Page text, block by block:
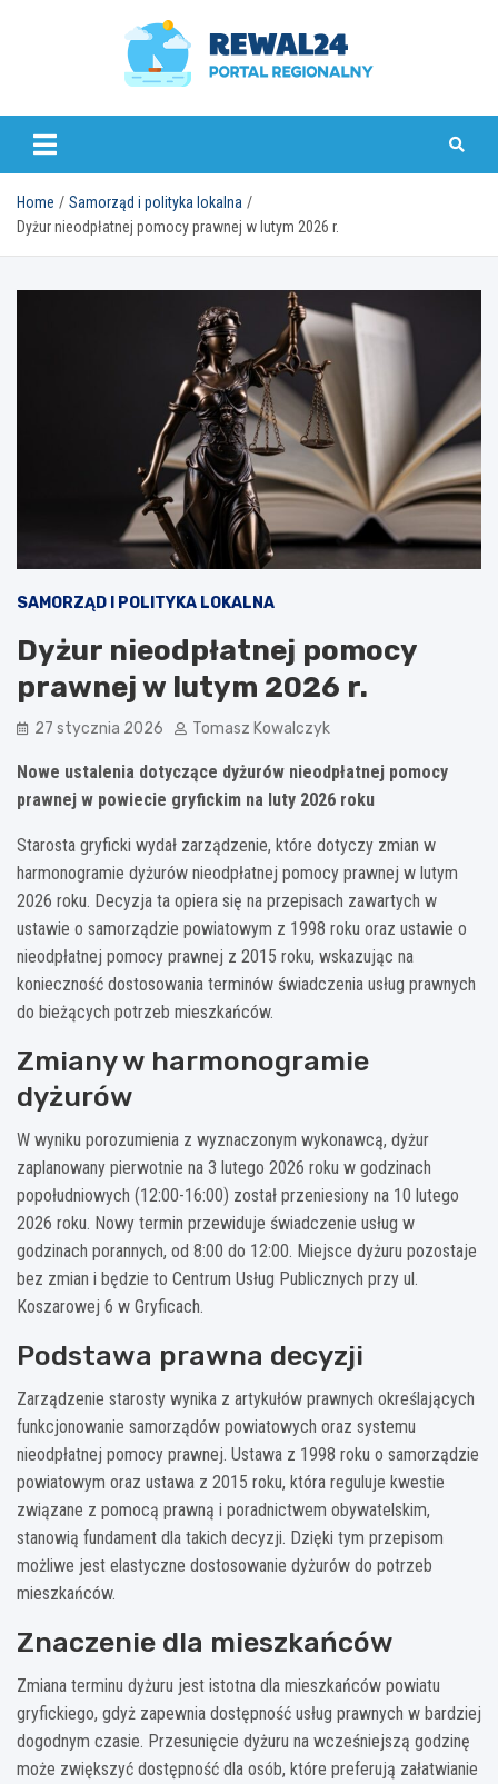
rewal24.pl
Home
Samorząd i polityka lokalna
Dyżur nieodpłatnej pomocy prawnej w lutym 2026 r.
SAMORZĄD I POLITYKA LOKALNA
Dyżur nieodpłatnej pomocy
prawnej w lutym 2026 r.
27 stycznia 2026 Tomasz Kowalczyk
Nowe ustalenia dotyczące dyżurów nieodpłatnej pomocy
prawnej w powiecie gryfickim na luty 2026 roku
Starosta gryficki wydał zarządzenie, które dotyczy zmian w
harmonogramie dyżurów nieodpłatnej pomocy prawnej w lutym
2026 roku. Decyzja ta opiera się na przepisach zawartych w
ustawie o samorządzie powiatowym z 1998 roku oraz ustawie o
nieodpłatnej pomocy prawnej z 2015 roku, wskazując na
konieczność dostosowania terminów świadczenia usług prawnych
do bieżących potrzeb mieszkańców.
Zmiany w harmonogramie
dyżurów
W wyniku porozumienia z wyznaczonym wykonawcą, dyżur
zaplanowany pierwotnie na 3 lutego 2026 roku w godzinach
popołudniowych (12:00-16:00) został przeniesiony na 10 lutego
2026 roku. Nowy termin przewiduje świadczenie usług w
godzinach porannych, od 8:00 do 12:00. Miejsce dyżuru pozostaje
bez zmian i będzie to Centrum Usług Publicznych przy ul.
Koszarowej 6 w Gryficach.
Podstawa prawna decyzji
Zarządzenie starosty wynika z artykułów prawnych określających
funkcjonowanie samorządów powiatowych oraz systemu
nieodpłatnej pomocy prawnej. Ustawa z 1998 roku o samorządzie
powiatowym oraz ustawa z 2015 roku, która reguluje kwestie
związane z pomocą prawną i poradnictwem obywatelskim,
stanowią fundament dla takich decyzji. Dzięki tym przepisom
możliwe jest elastyczne dostosowanie dyżurów do potrzeb
mieszkańców.
Znaczenie dla mieszkańców
Zmiana terminu dyżuru jest istotna dla mieszkańców powiatu
gryfickiego, gdyż zapewnia dostępność usług prawnych w bardziej
dogodnym czasie. Przesunięcie dyżuru na wcześniejszą godzinę
może zwiększyć dostępność dla osób, które preferują załatwianie